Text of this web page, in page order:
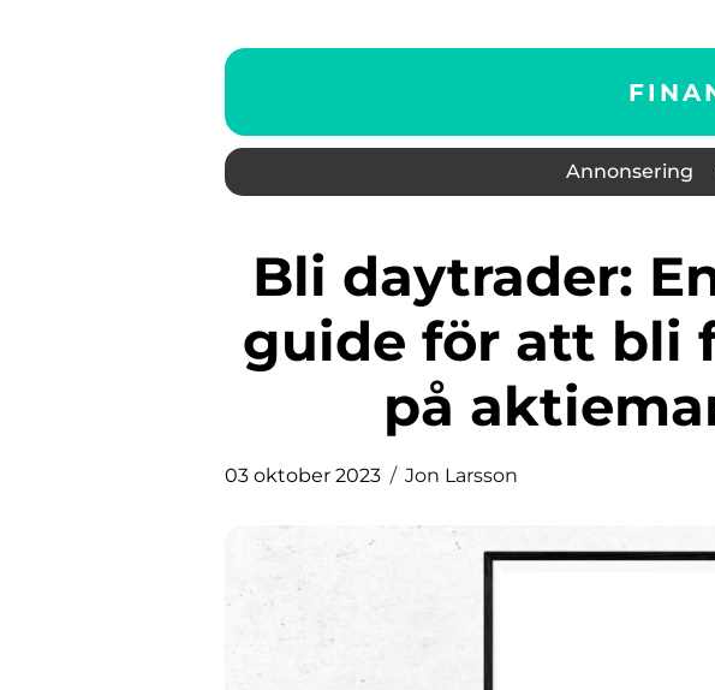
Annonsering
Bli daytrader: En omfattande
guide för att bli
på
03 oktober 2023 Jon Larsson